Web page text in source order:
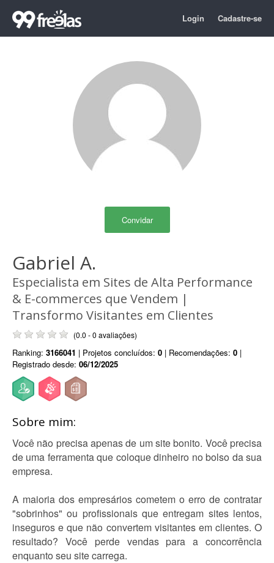
Login Cadastre-se
Convidar
Gabriel A.
Especialista em Sites de Alta Performance
& E-commerces que Vendem |
Transformo Visitantes em Clientes
(0.0 - 0 avaliações)
Ranking: 3166041 | Projetos concluídos: 0 | Recomendações: 0 |
Registrado desde: 06/12/2025
Sobre mim:
Você não precisa apenas de um site bonito. Você precisa
de uma ferramenta que coloque dinheiro no bolso da sua
empresa.
A maioria dos empresários cometem o erro de contratar
"sobrinhos" ou profissionais que entregam sites lentos,
inseguros e que não convertem visitantes em clientes. O
resultado? Você perde vendas para a concorrência
enquanto seu site carrega.